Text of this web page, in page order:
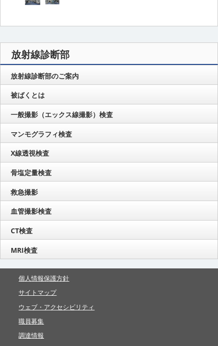
放射線診断部
放射線診断部のご案内
被ばくとは
一般撮影（エックス線撮影）検査
マンモグラフィ検査
X線透視検査
骨塩定量検査
救急撮影
血管撮影検査
CT検査
MRI検査
個人情報保護方針
サイトマップ
ウェブ・アクセシビリティ
職員募集
調達情報